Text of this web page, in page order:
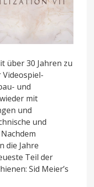
über 30 Jahren zu
und
mit
und
und
die Jahre
Teil der
Sid Meier’s